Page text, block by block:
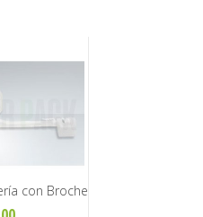
con Broche
Y24